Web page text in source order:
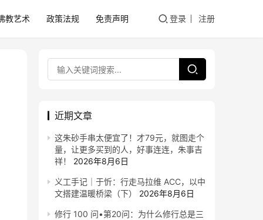
教艺术 政策法规 免责声明 登录 注册
近期文章
这朱砂手串太便宜了！才79元，就图走个
量，让更多买到的人，好事连连，朱事吉
祥！
2026年8月6日
义工手记｜于忻：行走马拉维 ACC，以中
文搭建温暖桥梁（下）
2026年8月6日
修行 100 问•第20问：为什么修行总是三